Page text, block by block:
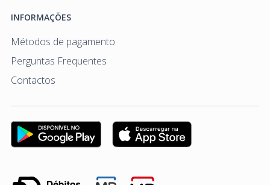
INFORMAÇÕES
Métodos de pagamento
Perguntas Frequentes
Contactos